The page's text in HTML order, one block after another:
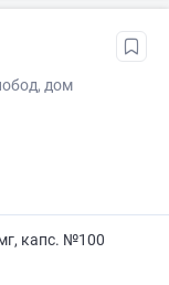
дом
капс. №100